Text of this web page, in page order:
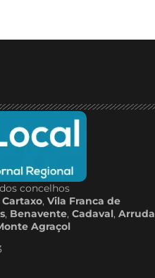
concelhos
Cartaxo, Vila Franca de
, Benavente, Cadaval, Arruda
Agraçol